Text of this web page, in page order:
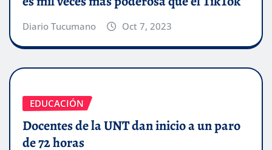
Diario Tucumano Oct 7, 2023
EDUCACIÓN
Docentes de la UNT dan inicio a un paro
de 72 horas